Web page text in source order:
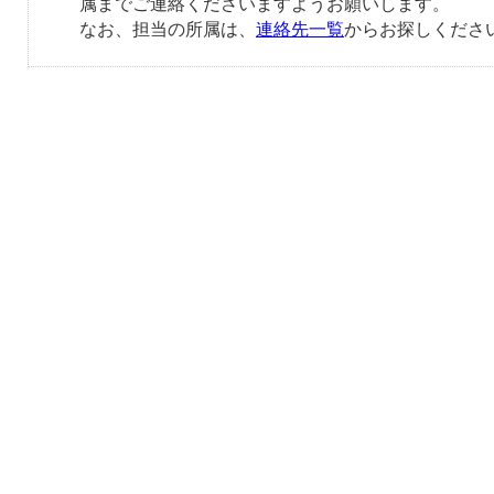
属までご連絡くださいますようお願いします。
なお、担当の所属は、 連絡先一覧からお探しくださ